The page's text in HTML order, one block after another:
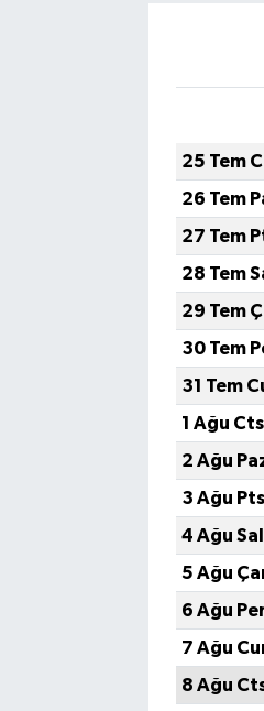
25 Tem
26 Tem
27 Tem
28 Tem
29 Tem
30 Tem
31 Tem
1 Ağu Cts
2 Ağu
3 Ağu Pts
4 Ağu Sal
5 Ağu
6 Ağu
7 Ağu
8 Ağu